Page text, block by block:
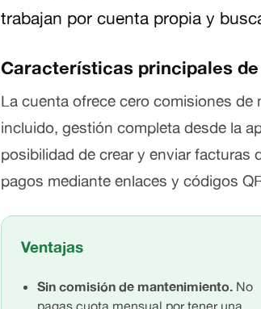
trabajan por cuenta propia y
Características principales
La cuenta ofrece cero comisiones
incluido, gestión completa desde la
posibilidad de crear y enviar facturas
pagos mediante enlaces y códigos
Ventajas
Sin comisión de mantenimiento. No
pagas cuota mensual por tener una